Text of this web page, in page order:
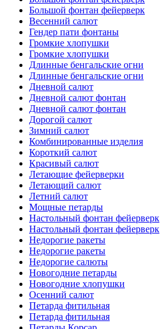
Большой фонтан фейерверк
Весенний салют
Гендер пати фонтаны
Громкие хлопушки
Громкие хлопушки
Длинные бенгальские огни
Длинные бенгальские огни
Дневной салют
Дневной салют фонтан
Дневной салют фонтан
Дорогой салют
Зимний салют
Комбинированные изделия
Короткий салют
Красивый салют
Летающие фейерверки
Летающий салют
Летний салют
Мощные петарды
Настольный фонтан фейерверк
Настольный фонтан фейерверк
Недорогие ракеты
Недорогие ракеты
Недорогие салюты
Новогодние петарды
Новогодние хлопушки
Осенний салют
Петарда фитильная
Петарда фитильная